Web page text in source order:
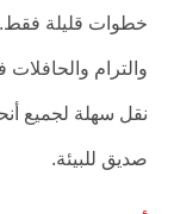
خطوات قليلة فقط.
والترام
نقل سهلة لجميع
صديق للبيئة.